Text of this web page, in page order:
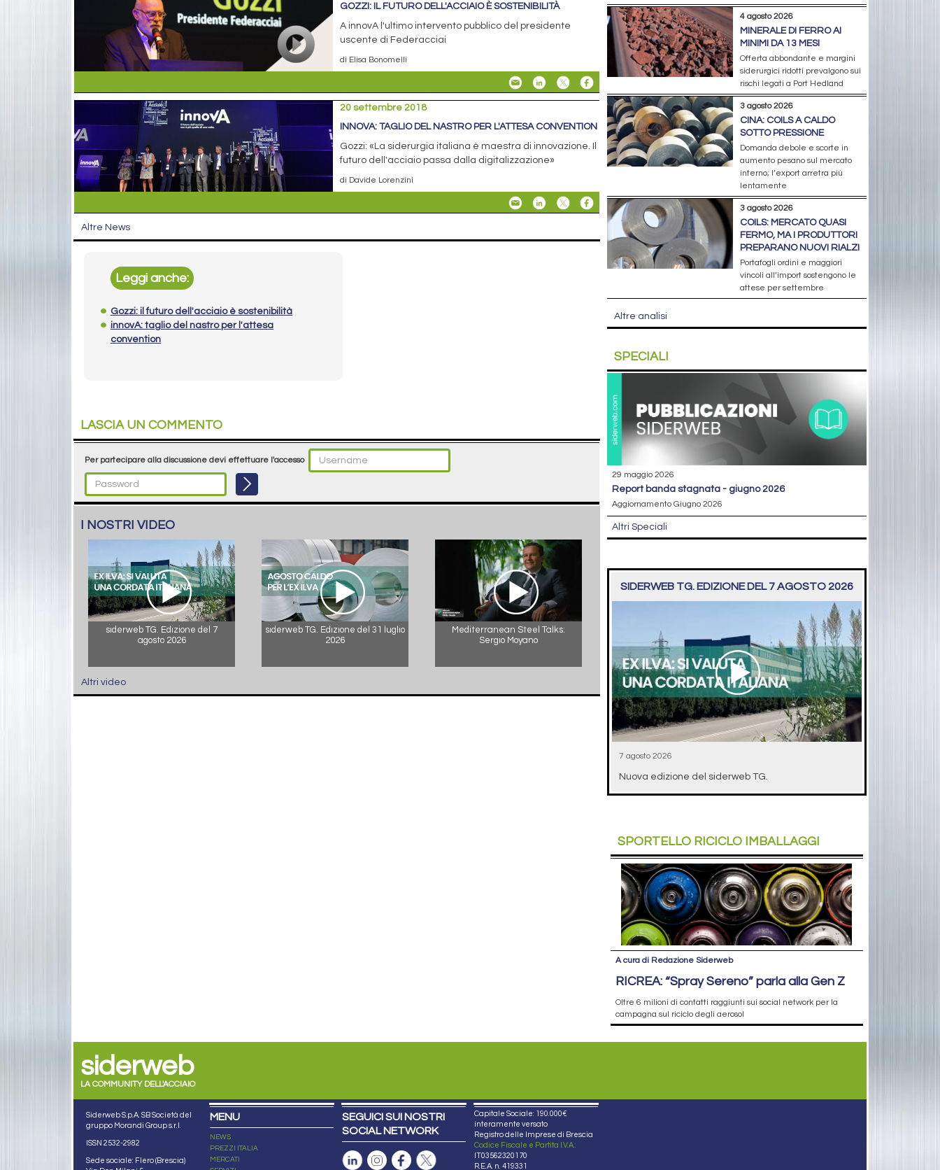
GOZZI: IL FUTURO DELL'ACCIAIO È SOSTENIBILITÀ
A innovA l'ultimo intervento pubblico del presidente
uscente di Federacciai
di Elisa Bonomelli
20 settembre 2018
INNOVA: TAGLIO DEL NASTRO PER L'ATTESA CONVENTION
Gozzi: «La siderurgia italiana è maestra di innovazione. Il
futuro dell'acciaio passa dalla digitalizzazione»
di Davide Lorenzini
Altre News
Leggi anche:
Gozzi: il futuro dell'acciaio è sostenibilità
innovA: taglio del nastro per l'attesa
convention
LASCIA UN COMMENTO
Per partecipare alla discussione devi effettuare l'accesso
I NOSTRI VIDEO
siderweb TG. Edizione del 7
agosto 2026
siderweb TG. Edizione del 31 luglio
2026
Mediterranean Steel Talks:
Sergio Moyano
Altri video
4 agosto 2026
MINERALE DI FERRO AI
MINIMI DA 13 MESI
Offerta abbondante e margini
siderurgici ridotti prevalgono sui
rischi legati a Port Hedland
3 agosto 2026
CINA: COILS A CALDO
SOTTO PRESSIONE
Domanda debole e scorte in
aumento pesano sul mercato
interno; l’export arretra più
lentamente
3 agosto 2026
COILS: MERCATO QUASI
FERMO, MA I PRODUTTORI
PREPARANO NUOVI RIALZI
Portafogli ordini e maggiori
vincoli all’import sostengono le
attese per settembre
Altre analisi
SPECIALI
29 maggio 2026
report banda stagnata - giugno 2026
Aggiornamento Giugno 2026
Altri Speciali
SIDERWEB TG. EDIZIONE DEL 7 AGOSTO 2026
7 agosto 2026
Nuova edizione del siderweb TG.
SPORTELLORICICLO IMBALLAGGI
A cura di Redazione Siderweb
RICREA: “Spray Sereno” parla alla Gen Z
Oltre 6 milioni di contatti raggiunti sui social network per la
campagna sul riciclo degli aerosol
siderweb
LA COMMUNITY DELL'ACCIAIO
Siderweb S.p.A. SB Società del
gruppo Morandi Group s.r.l.
ISSN 2532-2982
Sede sociale: Flero (Brescia)
MENU
NEWS
PREZZI ITALIA
MERCATI
SEGUICI SUI NOSTRI
SOCIAL NETWORK
Capitale Sociale: 190.000€
interamente versato
Registro delle Imprese di Brescia
Codice Fiscale e Partita I.V.A.:
IT03562320170
R.E.A. n. 419331